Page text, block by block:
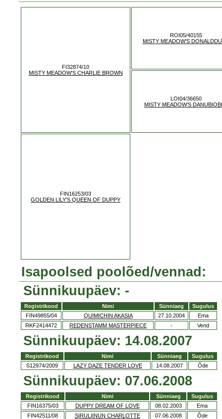
FI32874/10
MISTY MEADOW'S CHARLIE BROWN
ROI05/40155
MISTY MEADOW'S
LOI04/36650
MISTY MEADOW'S
FIN16253/03
GOLDEN LILY'S QUEEN OF DUPPY
Isapoolsed poolõed/vennad:
Sünnikuupäev: -
Registrikood Nimi Sünniaeg
Sugulus
FIN49855/04
QUIMICHIN AKASIA 27.10.2004
Ema
RKF2414472
REDENSTAMM MASTERPIECE - Vend
Sünnikuupäev: 14.08.2007
Registrikood Nimi Sünniaeg
Sugulus
S12974/2009
LAZY DAZE TENDER LOVE 14.08.2007 Õde
Sünnikuupäev: 07.06.2008
Registrikood Nimi Sünniaeg
Sugulus
FIN16375/03
DUPPY DREAM OF LOVE 08.02.2003
Ema
FIN42511/08
SIRULIINUN CHARLOTTE 07.06.2008 Õde